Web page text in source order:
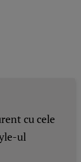
cu cele
ul